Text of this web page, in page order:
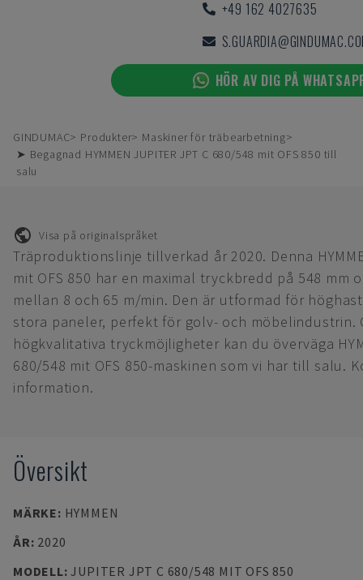
+49 162 4027635
HÖR AV DIG PÅ
GINDUMAC Produkter
Maskiner för träbearbetning
➤ Begagnad HYMMEN JUPITER JPT C 680/548 mit OFS 850 till
salu
Visa på originalspråket
Träproduktionslinje tillverkad år 2020. Denna
mit OFS 850 har en maximal tryckbredd på 548 mm
mellan 8 och 65 m/min. Den är utformad för
stora paneler, perfekt för golv- och möbelindustrin.
högkvalitativa tryckmöjligheter kan du överväga
680/548 mit OFS 850-maskinen som vi har till salu.
information.
Översikt
MÄRKE: HYMMEN
ÅR: 2020
MODELL:JUPITER JPT C 680/548 MIT OFS 850